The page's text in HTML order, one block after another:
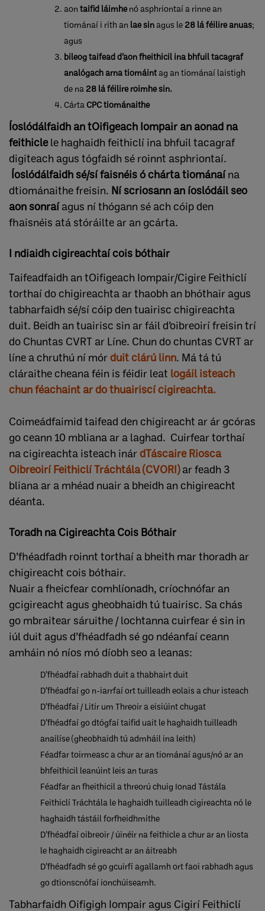
aon taifid láimhenó asphriontaí a rinne an
tiománaí i rith an lae sinagus le 28 lá féilire anuas;
agus
bileog taifead d’aon fheithicil ina bhfuil tacagraf
analógach arna tiomáintag an tiománaí laistigh
de na 28 lá féilire roimhe sin.
CártaCPC​ tiománaithe
Íoslódálfaidh an tOifigeach Iompair an aonad na
feithiclele haghaidh feithiclí ina bhfuil tacagraf
digiteach agus tógfaidh sé roinnt asphriontaí.
Íoslódálfaidh sé/sí faisnéis ó chárta tiománaína
dtiománaithe freisin. Ní scriosann an íoslódáil seo
aon sonraíagus ní thógann sé ach cóip den
fhaisnéis atá stóráilte ar an gcárta.
I ndiaidh cigireachtaí cois bóthair
Taifeadfaidh an tOifigeach Iompair/Cigire Feithiclí
torthaí do chigireachta ar thaobh an bhóthair agus
tabharfaidh sé/sí cóip den tuairisc chigireachta
duit. Beidh an tuairisc sin ar fáil d’oibreoirí freisin trí
do Chuntas CVRT ar Líne. Chun do chuntas CVRT ar
líne a chruthú ní mórduit clárú linn. Má tá tú
cláraithe cheana féin is féidir leat logáil isteach
chun féachaint ar do thuairiscí cigireachta.
Coimeádfaimid taifead den chigireacht ar ár gcóras
go ceann 10 mbliana ar a laghad. Cuirfear torthaí
na cigireachta isteach inárdTáscaire Riosca
Oibreoirí Feithiclí Tráchtála (CVORI)ar feadh 3
bliana ar a mhéad nuair a bheidh an chigireacht
déanta.
Toradh na Cigireachta Cois Bóthair
D’fhéadfadh roinnt torthaí a bheith mar thoradh ar
chigireacht cois bóthair.
Nuair a fheicfear comhlíonadh, críochnófar an
gcigireacht agus gheobhaidh tú tuairisc. Sa chás
go mbraitear sáruithe / lochtanna cuirfear é sin in
iúl duit agus d’fhéadfadh sé go ndéanfaí ceann
amháin nó níos mó díobh seo a leanas:
D’fhéadfaí rabhadh duit a thabhairt duit
D’fhéadfaí go n-iarrfaí ort tuilleadh eolais a chur isteach
D’fhéadfaí / Litir um Threoir a eisiúint chugat
D’fhéadfaí go dtógfaí taifid uait le haghaidh tuilleadh
anailíse (gheobhaidh tú admháil ina leith)
Féadfar toirmeasc a chur ar an tiománaí agus/nó ar an
bhfeithicil leanúint leis an turas
Féadfar an fheithicil a threorú chuig Ionad Tástála
Feithiclí Tráchtála le haghaidh tuilleadh cigireachta nó le
haghaidh tástáil forfheidhmithe
D’fhéadfaí oibreoir / úinéir na feithicle a chur ar an liosta
le haghaidh cigireacht ar an áitreabh
D’fhéadfadh sé go gcuirfí agallamh ort faoi rabhadh agus
go dtionscnófaí ionchúiseamh.
Tabharfaidh Oifigigh Iompair agus Cigirí Feithiclí